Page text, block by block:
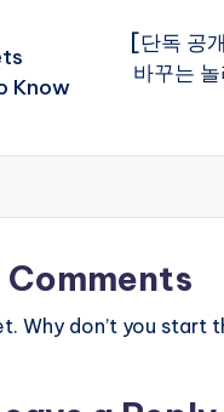
Know
[단독 공
바꾸는
Comments
Why don’t you start